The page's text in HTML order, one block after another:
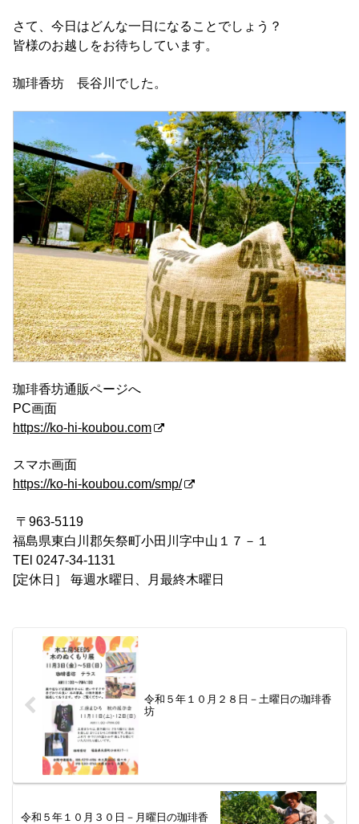
さて、今日はどんな一日になることでしょう？
皆様のお越しをお待ちしています。
珈琲香坊 長谷川でした。
珈琲香坊通販ページへ
PC画面
https://ko-hi-koubou.com
スマホ画面
https://ko-hi-koubou.com/smp/
〒963-5119
福島県東白川郡矢祭町小田川字中山１７－１
TEl 0247-34-1131
[定休日］ 毎週水曜日、月最終木曜日
令和５年１０月２８日－土曜日の珈琲香
坊
令和５年１０月３０日－月曜日の珈琲香